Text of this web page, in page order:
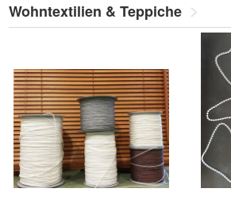
Wohntextilien & Teppiche